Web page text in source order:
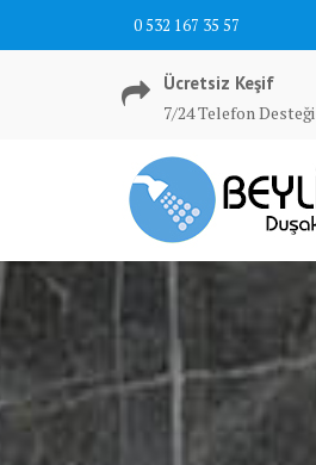
0 532 167 35 57
Ücretsiz Keşif
7/24 Telefon Desteği